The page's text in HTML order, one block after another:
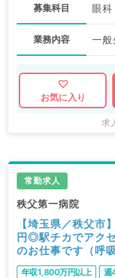
募集科目 眼科
業務内容 一般
お気に入り
求
常勤求人
秩父第一病院
【埼玉県／秩父
円◎駅チカでアク
のお仕事です（呼
年収1,800万円以上 週